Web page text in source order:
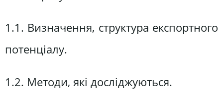
1.1. Визначення, структура експортного
потенціалу.
1.2. Методи, які досліджуються.